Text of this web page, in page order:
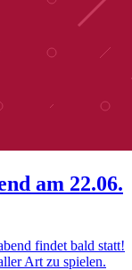
am 22.06.
findet bald statt!
Art zu spielen.